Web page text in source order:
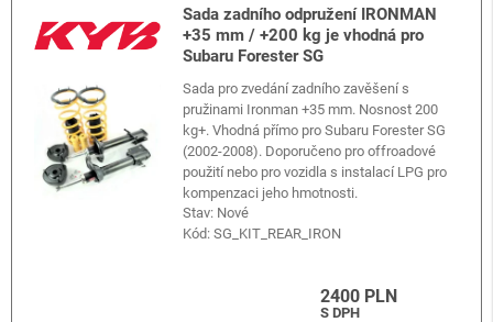
Sada zadního odpružení IRONMAN
+35 mm / +200 kg je vhodná pro
Subaru Forester SG
Sada pro zvedání zadního zavěšení s
pružinami Ironman +35 mm. Nosnost 200
kg+. Vhodná přímo pro Subaru Forester SG
(2002-2008). Doporučeno pro offroadové
použití nebo pro vozidla s instalací LPG pro
kompenzaci jeho hmotnosti.
Stav: Nové
Kód:SG_KIT_REAR_IRON
2400 PLN
S DPH